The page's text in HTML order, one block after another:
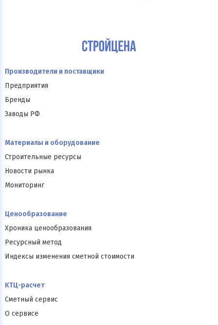
Производители и поставщики
Предприятия
Бренды
Заводы РФ
Материалы и оборудование
Строительные ресурсы
Новости рынка
Мониторинг
Ценообразование
Хроника ценообразования
Ресурсный метод
Индексы изменения сметной стоимости
КТЦ-расчет
Сметный сервис
О сервисе